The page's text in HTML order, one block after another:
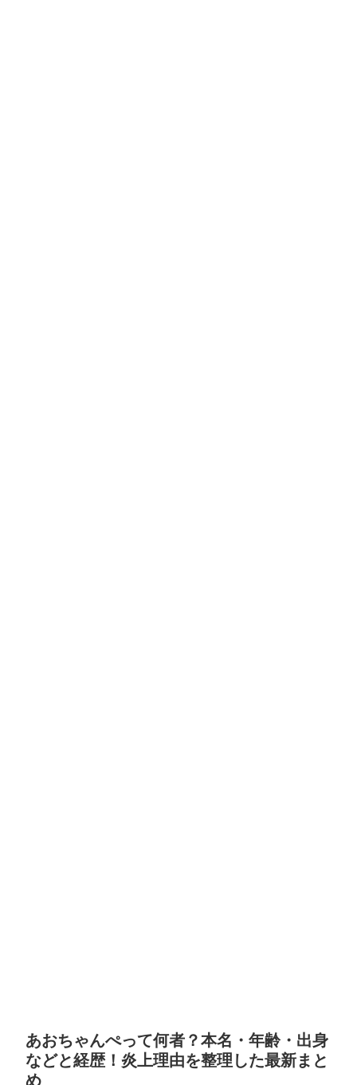
あおちゃんぺって何者？本名・年齢・出身
などと経歴！炎上理由を整理した最新まと
め